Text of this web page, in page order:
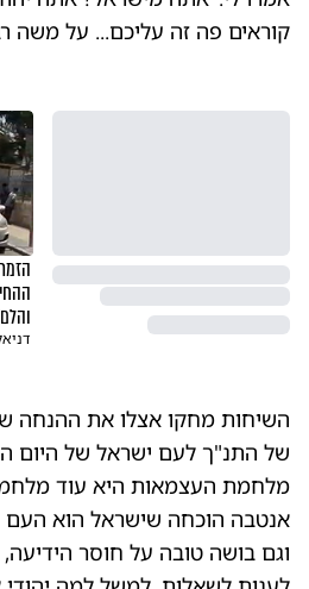
קוראים פה זה עליכם... על משה
השיחות מחקו אצלו את ההנחה
של התנ"ך לעם ישראל של היום
מלחמת העצמאות היא עוד
אנטבה הוכחה שישראל הוא העם
וגם בושה טובה על חוסר